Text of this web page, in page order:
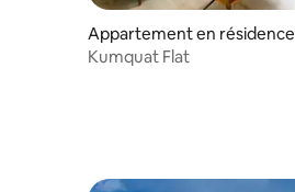
Appartement en résidence
Kumquat Flat